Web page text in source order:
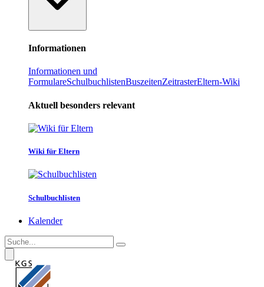
Informationen
Informationen und
FormulareSchulbuchlistenBuszeitenZeitrasterEltern-Wiki
Aktuell besonders relevant
Wiki für Eltern
Schulbuchlisten
Kalender